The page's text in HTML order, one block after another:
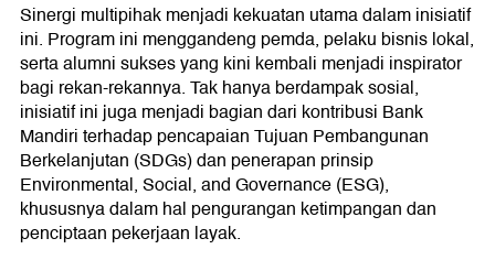
Sinergi multipihak menjadi kekuatan utama dalam inisiatif
ini. Program ini menggandeng pemda, pelaku bisnis lokal,
serta alumni sukses yang kini kembali menjadi inspirator
bagi rekan-rekannya. Tak hanya berdampak sosial,
inisiatif ini juga menjadi bagian dari kontribusi Bank
Mandiri terhadap pencapaian Tujuan Pembangunan
Berkelanjutan (SDGs) dan penerapan prinsip
Environmental, Social, and Governance (ESG),
khususnya dalam hal pengurangan ketimpangan dan
penciptaan pekerjaan layak.